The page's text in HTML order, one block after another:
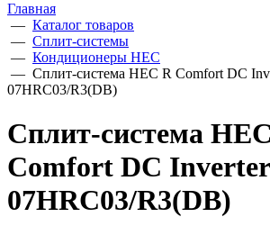
Главная
— Каталог товаров
— Сплит-системы
— Кондиционеры HEC
— Сплит-система HEC R Comfort DC
07HRC03/R3(DB)
Сплит-система
Comfort DC
07HRC03/R3(DB)